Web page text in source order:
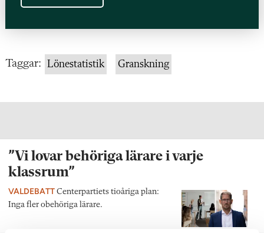
Taggar: Lönestatistik Granskning
”Vi lovar behöriga lärare i varje
klassrum”
VALDEBATT Centerpartiets tioåriga plan:
Inga fler obehöriga lärare.